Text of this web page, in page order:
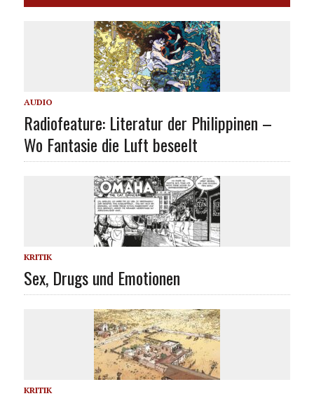
AUDIO
Radiofeature: Literatur der Philippinen –
Wo Fantasie die Luft beseelt
KRITIK
Sex, Drugs und Emotionen
KRITIK